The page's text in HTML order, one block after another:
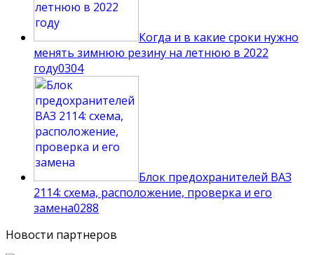
Когда и в какие сроки нужно
менять зимнюю резину на летнюю в 2022
году0304
Блок предохранителей ВАЗ
2114: схема, расположение, проверка и его
замена0288
Новости партнеров